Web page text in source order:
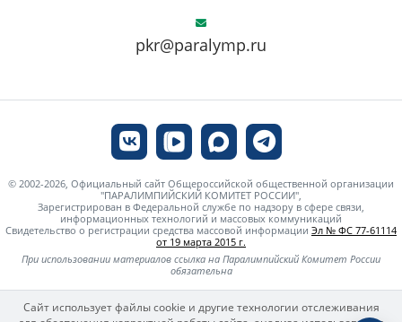
pkr@paralymp.ru
© 2002-2026, Официальный сайт Общероссийской общественной организации
"ПАРАЛИМПИЙСКИЙ КОМИТЕТ РОССИИ",
Зарегистрирован в Федеральной службе по надзору в сфере связи,
информационных технологий и массовых коммуникаций
Свидетельство о регистрации средства массовой информации Эл № ФС 77-61114
от 19 марта 2015 г.
При использовании материалов ссылка на Паралимпийский Комитет России
обязательна
Сайт использует файлы cookie и другие технологии отслеживания